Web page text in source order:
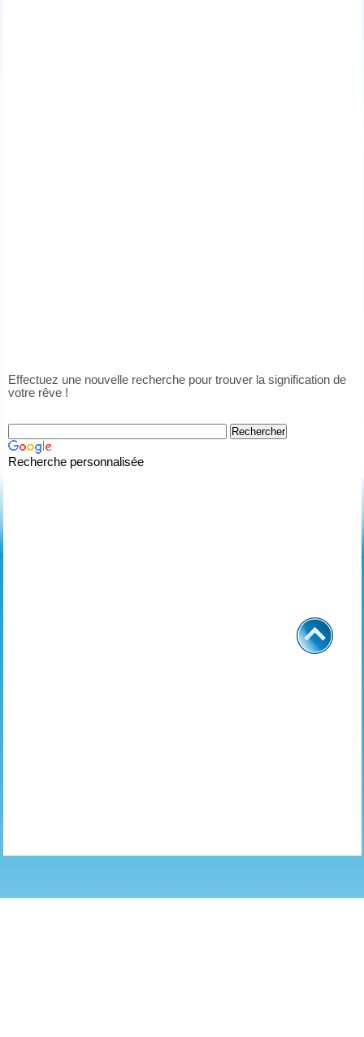
Effectuez une nouvelle recherche pour trouver la signification de
votre rêve !
Recherche personnalisée